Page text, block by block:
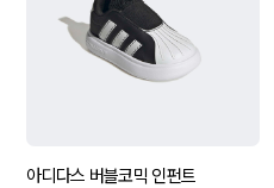
아디다스 버블코믹 인펀트